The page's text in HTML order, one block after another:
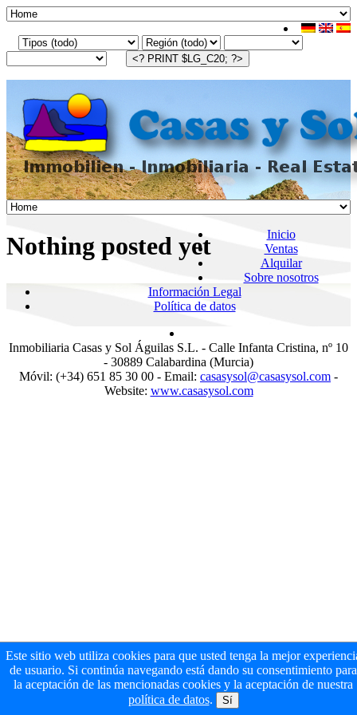
Nothing posted yet
Inicio
Ventas
Alquilar
Sobre nosotros
Información Legal
Política de datos
Inmobiliaria Casas y Sol Águilas S.L. - Calle Infanta Cristina, nº 10
- 30889 Calabardina (Murcia)
Móvil: (+34) 651 85 30 00 - Email: casasysol@casasysol.com -
Website: www.casasysol.com
Este sitio web utiliza cookies para que usted tenga la mejor
de usuario. Si continúa navegando está dando su consentimiento para
la aceptación de las mencionadas cookies y la aceptación de nuestra
política de datos. Sí